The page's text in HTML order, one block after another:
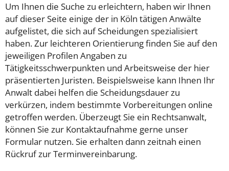
Um Ihnen die Suche zu erleichtern, haben wir Ihnen
auf dieser Seite einige der in Köln tätigen Anwälte
aufgelistet, die sich auf Scheidungen spezialisiert
haben. Zur leichteren Orientierung finden Sie auf den
jeweiligen Profilen Angaben zu
Tätigkeitsschwerpunkten und Arbeitsweise der hier
präsentierten Juristen. Beispielsweise kann Ihnen Ihr
Anwalt dabei helfen die Scheidungsdauer zu
verkürzen, indem bestimmte Vorbereitungen online
getroffen werden. Überzeugt Sie ein Rechtsanwalt,
können Sie zur Kontaktaufnahme gerne unser
Formular nutzen. Sie erhalten dann zeitnah einen
Rückruf zur Terminvereinbarung.